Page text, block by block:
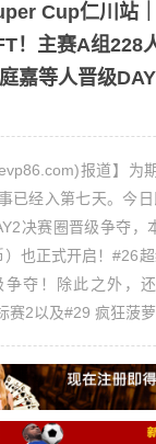
Cup仁川站
！主赛A组228
嘉等人晋级
报道】为
已经入第七天。今
决赛圈晋级争夺，
也正式开启！#26
夺！除此之外，
赛2以及#29 疯狂菠萝